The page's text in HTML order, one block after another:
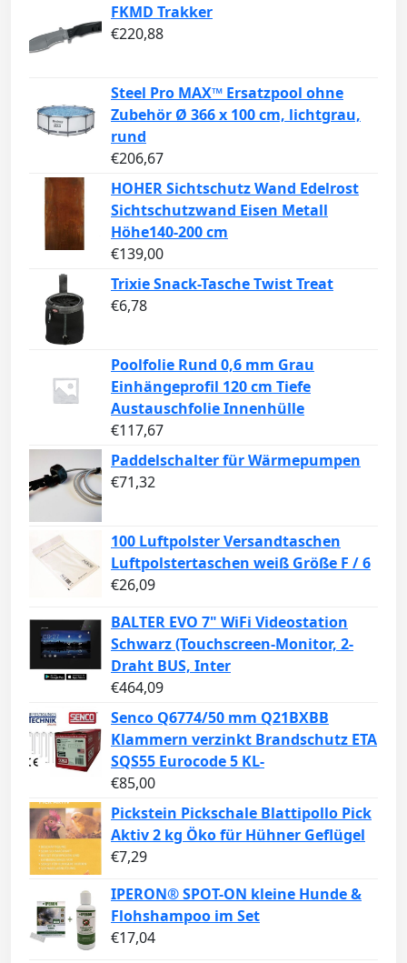
FKMD Trakker
€220,88
Steel Pro MAX™ Ersatzpool ohne
Zubehör Ø 366 x 100 cm, lichtgrau,
rund
€206,67
HOHER Sichtschutz Wand Edelrost
Sichtschutzwand Eisen Metall
Höhe140-200 cm
€139,00
Trixie Snack-Tasche Twist Treat
€6,78
Poolfolie Rund 0,6 mm Grau
Einhängeprofil 120 cm Tiefe
Austauschfolie Innenhülle
€117,67
Paddelschalter für Wärmepumpen
€71,32
100 Luftpolster Versandtaschen
Luftpolstertaschen weiß Größe F / 6
€26,09
BALTER EVO 7" WiFi Videostation
Schwarz (Touchscreen-Monitor, 2-
Draht BUS, Inter
€464,09
Senco Q6774/50 mm Q21BXBB
Klammern verzinkt Brandschutz ETA
SQS55 Eurocode 5 KL-
€85,00
Pickstein Pickschale Blattipollo Pick
Aktiv 2 kg Öko für Hühner Geflügel
€7,29
IPERON® SPOT-ON kleine Hunde &
Flohshampoo im Set
€17,04